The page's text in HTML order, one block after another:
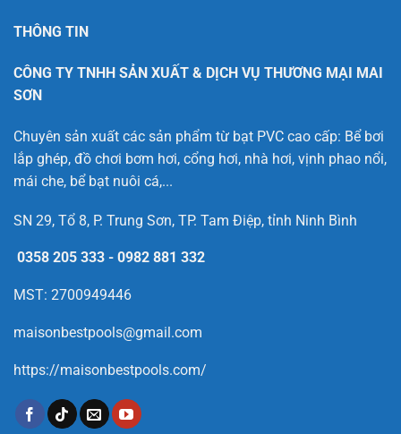
THÔNG TIN
CÔNG TY TNHH SẢN XUẤT & DỊCH VỤ THƯƠNG MẠI MAI
SƠN
Chuyên sản xuất các sản phẩm từ bạt PVC cao cấp: Bể bơi
lắp ghép, đồ chơi bơm hơi, cổng hơi, nhà hơi, vịnh phao nổi,
mái che, bể bạt nuôi cá,...
SN 29, Tổ 8, P. Trung Sơn, TP. Tam Điệp, tỉnh Ninh Bình
0358 205 333 - 0982 881 332
MST: 2700949446
maisonbestpools@gmail.com
https://maisonbestpools.com/